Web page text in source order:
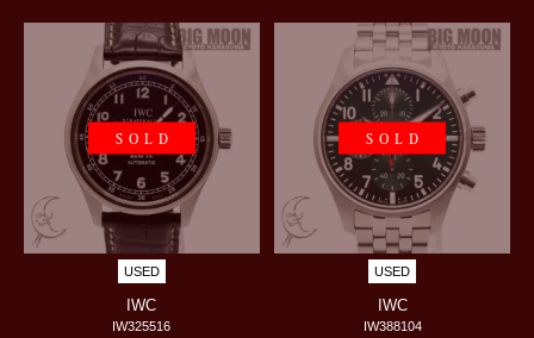
SOLD
USED
IWC
IW325516
SOLD
USED
IWC
IW388104